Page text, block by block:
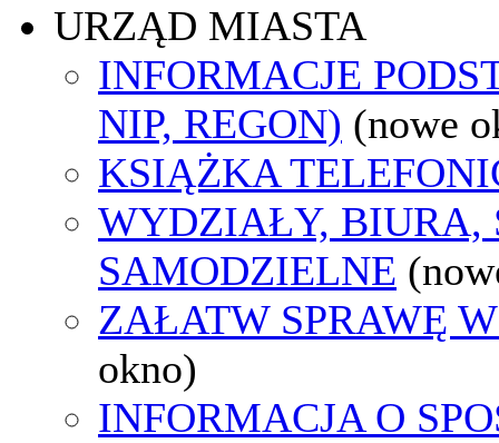
URZĄD MIASTA
INFORMACJE
NIP, REGON) (nowe
KSIĄŻKA
WYDZIAŁY, BIURA,
SAMODZIELNE
ZAŁATW SPRAWĘ
okno)
INFORMACJA O